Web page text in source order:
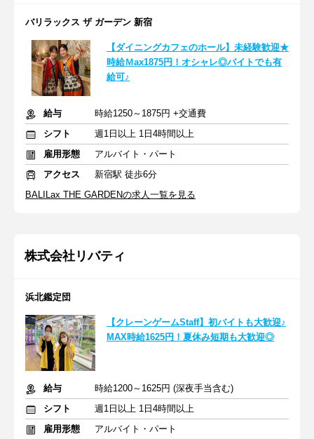
バリラックス ザ ガーデン 新宿
【ダイニングカフェのホール】未経験歓迎★
時給Ｍax1875円！オシャレ◎バイトでも有
給可♪
給与
時給1250～1875円 +交通費
シフト
週1日以上 1日4時間以上
雇用形態
アルバイト・パート
アクセス
新宿駅 徒歩6分
BALILax THE GARDENの求人一覧を見る
株式会社リバティ
浜北鑑定団
【クレーンゲームStaff】初バイトも大歓迎♪
MAX時給1625円！夏休み短期も大歓迎◎
給与
時給1200～1625円 (深夜手当含む)
シフト
週1日以上 1日4時間以上
雇用形態
アルバイト・パート